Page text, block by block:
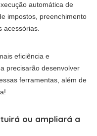
automática de
impostos, preenchimento
acessórias.
eficiência e
precisarão desenvolver
ferramentas, além de
ou ampliará a